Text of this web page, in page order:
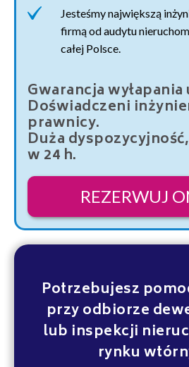
Jesteśmy największą
firmą od audytu
całej Polsce.
Gwarancja
Doświadczeni
prawnicy.
Duża
w 24 h.
REZERWUJ
Potrzebujesz
przy odbiorze
lub inspekcji
rynku